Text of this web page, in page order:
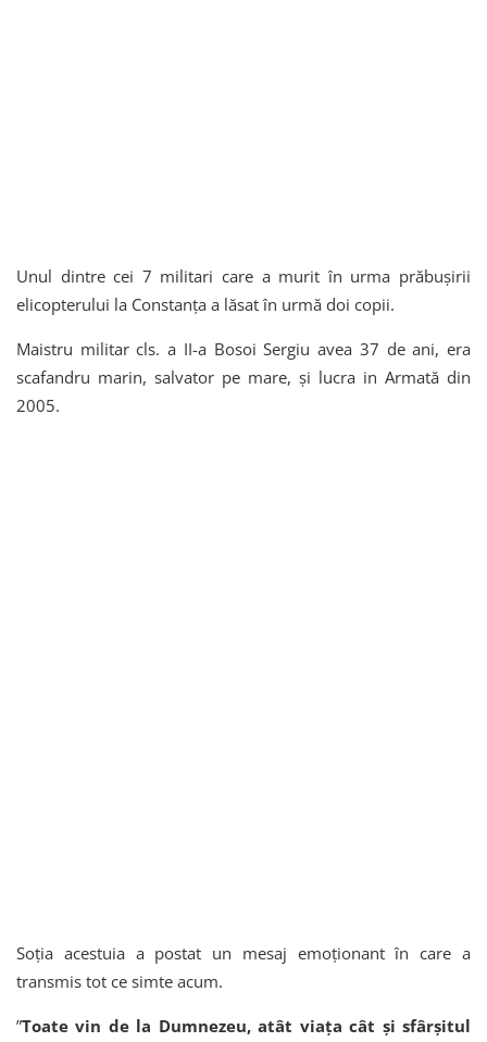
Unul dintre cei 7 militari care a murit în urma prăbușirii
elicopterului la Constanța a lăsat în urmă doi copii.
Maistru militar cls. a II-a Bosoi Sergiu avea 37 de ani, era
scafandru marin, salvator pe mare, și lucra in Armată din
2005.
Soția acestuia a postat un mesaj emoționant în care a
transmis tot ce simte acum.
”Toate vin de la Dumnezeu, atât viața cât și sfârșitul